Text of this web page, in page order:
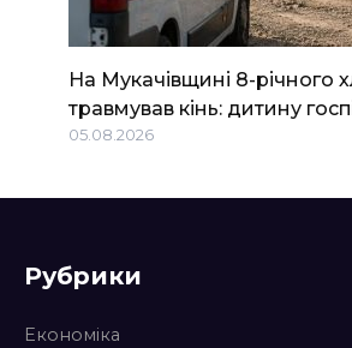
На Мукачівщині 8-річного
травмував кінь: дитину
05.08.2026
Рубрики
Економіка